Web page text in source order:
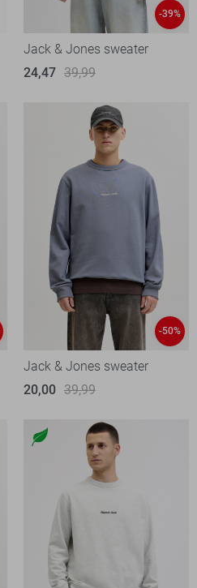
-39%
Jack & Jones sweater
24,47 39,99
-50%
Jack & Jones sweater
20,00 39,99